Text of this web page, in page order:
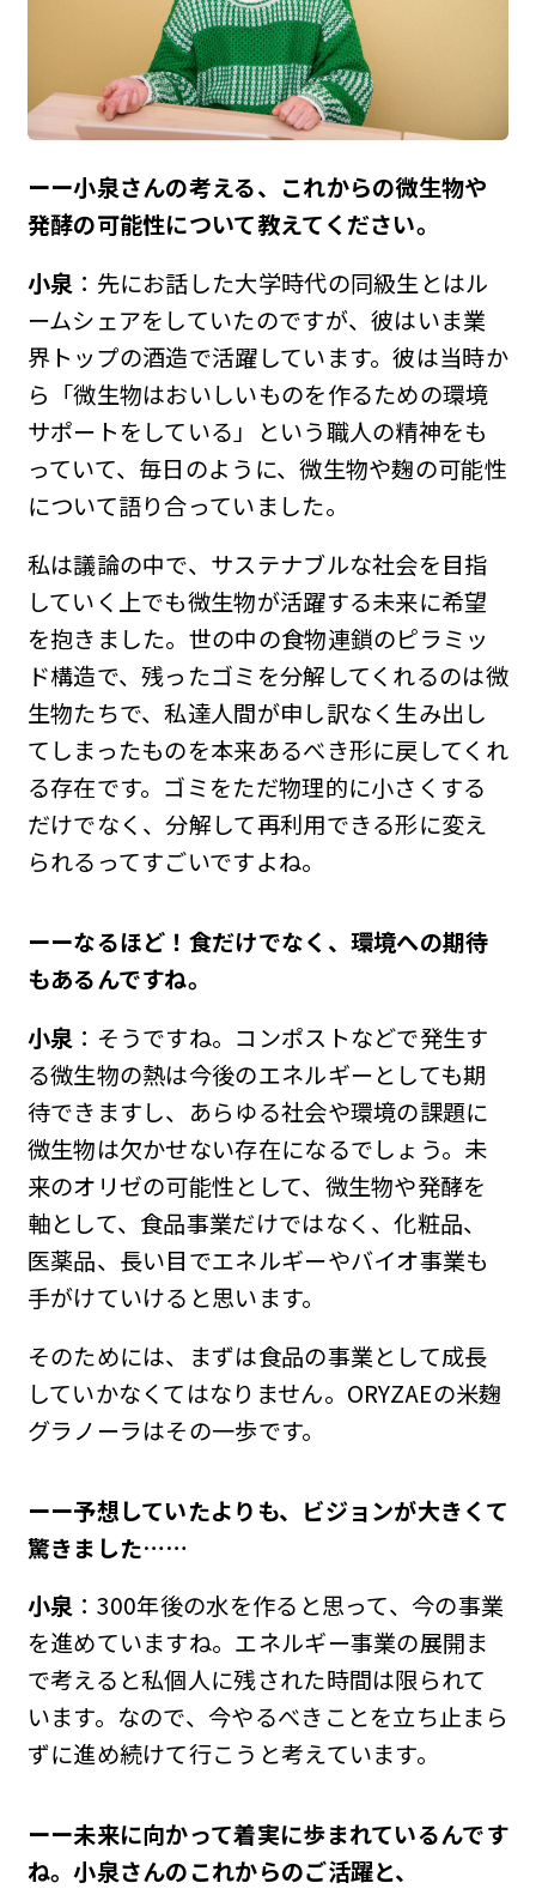
ーー小泉さんの考える、これからの微生物や
発酵の可能性について教えてください。
小泉 ：先にお話した大学時代の同級生とはル
ームシェアをしていたのですが、彼はいま業
界トップの酒造で活躍しています。彼は当時か
ら「微生物はおいしいものを作るための環境
サポートをしている」という職人の精神をも
っていて、毎日のように、微生物や麹の可能性
について語り合っていました。
私は議論の中で、サステナブルな社会を目指
していく上でも微生物が活躍する未来に希望
を抱きました。世の中の食物連鎖のピラミッ
ド構造で、残ったゴミを分解してくれるのは微
生物たちで、私達人間が申し訳なく生み出し
てしまったものを本来あるべき形に戻してくれ
る存在です。ゴミをただ物理的に小さくする
だけでなく、分解して再利用できる形に変え
られるってすごいですよね。
ーーなるほど！食だけでなく、環境への期待
もあるんですね。
小泉 ：そうですね。コンポストなどで発生す
る微生物の熱は今後のエネルギーとしても期
待できますし、あらゆる社会や環境の課題に
微生物は欠かせない存在になるでしょう。未
来のオリゼの可能性として、微生物や発酵を
軸として、食品事業だけではなく、化粧品、
医薬品、長い目でエネルギーやバイオ事業も
手がけていけると思います。
そのためには、まずは食品の事業として成長
していかなくてはなりません。ORYZAEの米麹
グラノーラはその一歩です。
ーー予想していたよりも、ビジョンが大きくて
驚きました……
小泉 ：300年後の水を作ると思って、今の事業
を進めていますね。エネルギー事業の展開ま
で考えると私個人に残された時間は限られて
います。なので、今やるべきことを立ち止まら
ずに進め続けて行こうと考えています。
ーー未来に向かって着実に歩まれているんです
ね。小泉さんのこれからのご活躍と、